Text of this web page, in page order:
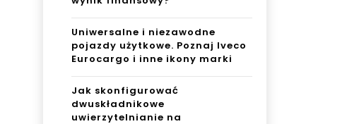
Uniwersalne i niezawodne
pojazdy użytkowe. Poznaj Iveco
Eurocargo i inne ikony marki
Jak skonfigurować
dwuskładnikowe
uwierzytelnianie na